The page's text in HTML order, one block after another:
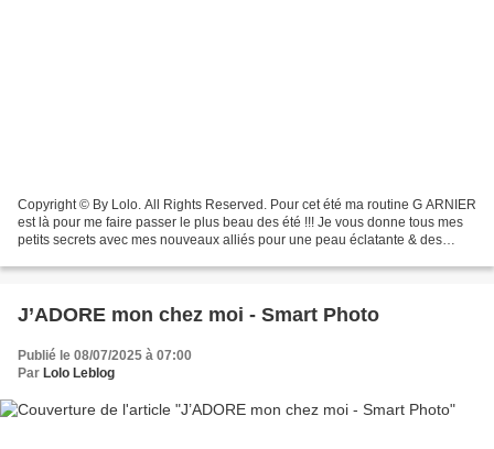
Copyright © By Lolo. All Rights Reserved. Pour cet été ma routine G ARNIER
est là pour me faire passer le plus beau des été !!! Je vous donne tous mes
petits secrets avec mes nouveaux alliés pour une peau éclatante & des
J’ADORE mon chez moi - Smart Photo
Publié le 08/07/2025 à 07:00
Par Lolo Leblog